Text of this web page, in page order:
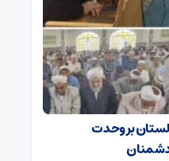
بر وحدت
دشمنان